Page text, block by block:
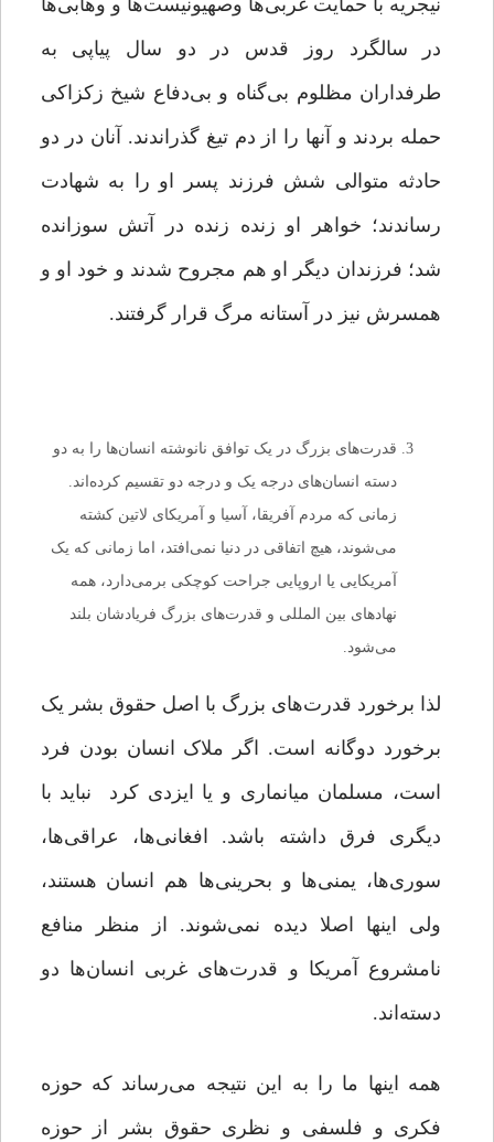
نیجریه با حمایت غربی‌ها وصهیونیست‌ها و وهابی‌ها
در سالگرد روز قدس در دو سال پیاپی به
طرفداران مظلوم بی‌گناه و بی‌دفاع شیخ زکزاکی
حمله بردند و آنها را از دم تیغ گذراندند. آنان در دو
حادثه متوالی شش فرزند پسر او را به شهادت
رساندند؛ خواهر او زنده زنده در آتش سوزانده
شد؛ فرزندان دیگر او هم مجروح شدند و خود او و
همسرش نیز در آستانه مرگ قرار گرفتند.
قدرت‌های بزرگ در یک توافق نانوشته انسان‌ها را به دو
دسته انسان‌های درجه یک و درجه دو تقسیم کرده‌اند.
زمانی که مردم آفریقا، آسیا و آمریکای لاتین کشته
می‌شوند، هیچ اتفاقی در دنیا نمی‌افتد، اما زمانی که یک
آمریکایی یا اروپایی جراحت کوچکی برمی‌دارد، همه
نهاد‌های بین المللی و قدرت‌های بزرگ فریادشان بلند
می‌شود.
لذا برخورد قدرت‌های بزرگ با اصل حقوق بشر یک
برخورد دوگانه است. اگر ملاک انسان بودن فرد
است، مسلمان میانماری و یا ایزدی کرد نباید با
دیگری فرق داشته باشد. افغانی‌ها، عراقی‌ها،
سوری‌ها، یمنی‌ها و بحرینی‌ها هم انسان هستند،
ولی اینها اصلا دیده نمی‌شوند. از منظر منافع
نامشروع آمریکا و قدرت‌های غربی انسان‌ها دو
دسته‌اند.
همه اینها ما را به این نتیجه می‌رساند که حوزه
فکری و فلسفی و نظری حقوق بشر از حوزه